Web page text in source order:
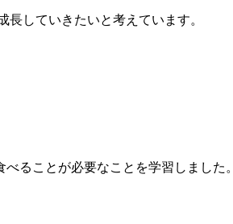
していきたいと考えています。
ることが必要なことを学習しました。